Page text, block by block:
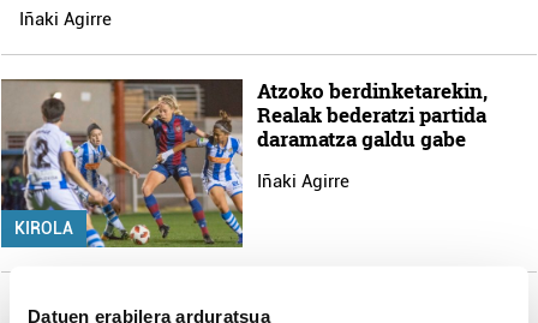
Datuen erabilera arduratsua
Iñaki Agirre
KIROLA
Atzoko berdinketarekin,
Realak bederatzi partida
daramatza galdu gabe
Iñaki Agirre
Japoniar jazzaren